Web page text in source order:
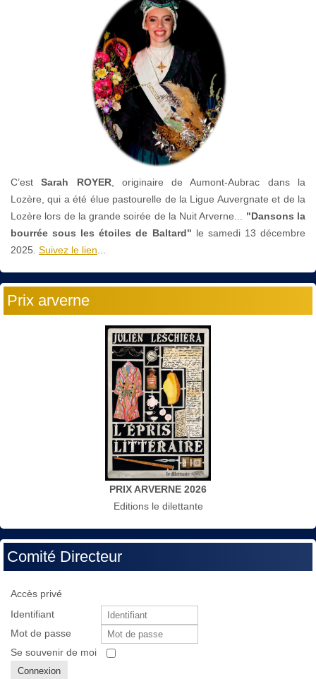
C’estSarah ROYER, originaire de Aumont-Aubrac dans la
Lozère, qui a été élue pastourelle de la Ligue Auvergnate et de la
Lozère lors de la grande soirée de la Nuit Arverne... "Dansons la
bourrée sous les étoiles de Baltard" le samedi 13 décembre
2025. Suivez le lien...
Prix arverne
PRIX ARVERNE 2026
Editions le dilettante
Comité Directeur
Accès privé
Identifiant
Mot de passe
Se souvenir de moi
Connexion